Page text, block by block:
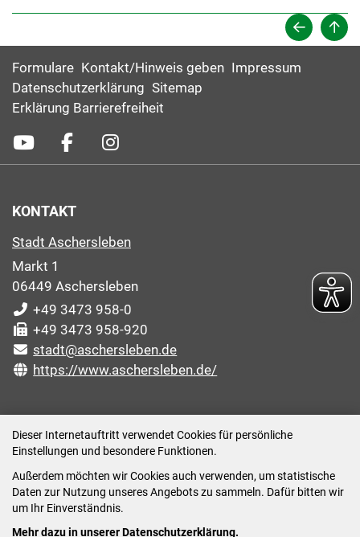
Dieser Internetauftritt verwendet Cookies für persönliche
Einstellungen und besondere Funktionen.
Außerdem möchten wir Cookies auch verwenden, um statistische
Daten zur Nutzung unseres Angebots zu sammeln. Dafür bitten wir
um Ihr Einverständnis.
Mehr dazu in unserer Datenschutzerklärung.
Formulare Kontakt/Hinweis geben Impressum
Datenschutzerklärung Sitemap
Erklärung Barrierefreiheit
KONTAKT
Stadt Aschersleben
Markt 1
06449 Aschersleben
+49 3473 958-0
+49 3473 958-920
stadt@aschersleben.de
https://www.aschersleben.de/
Montag: 09:00-12:00 /14:00-15:00 Uhr
Dienstag: 09:00-12:00 /14:00-16:00 Uhr
Mittwoch: 09:00 - 12:00 Uhr (nach vorheriger